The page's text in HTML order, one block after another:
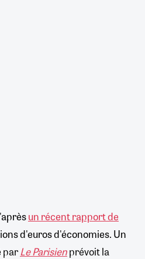
un récent rapport de
d'euros d'économies. Un
parLe Parisienprévoit la